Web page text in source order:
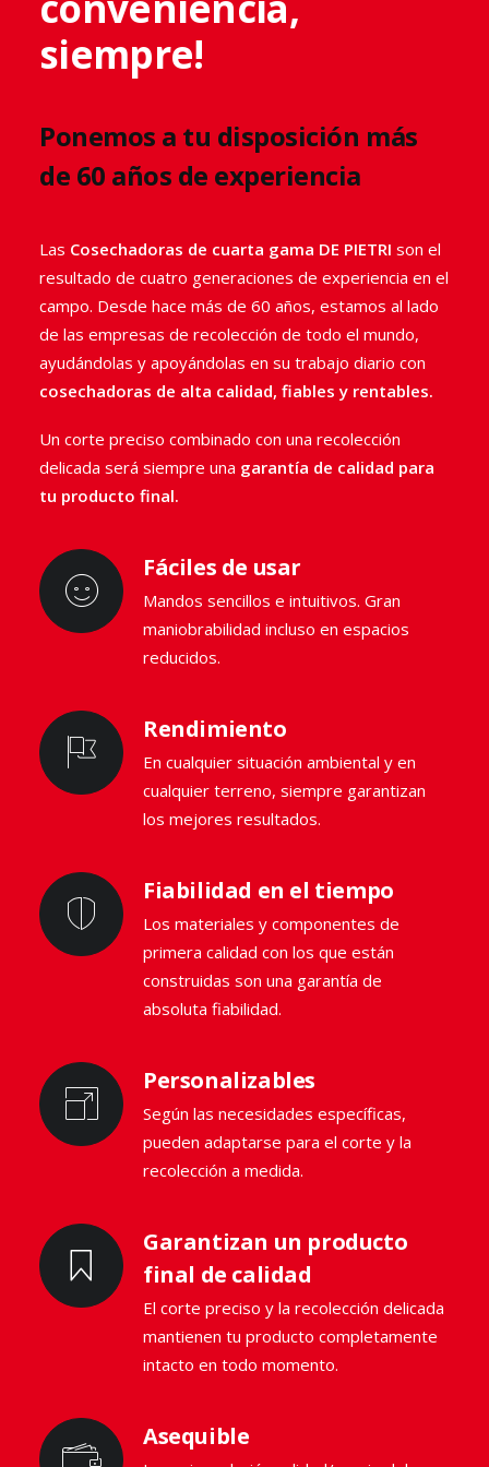
Pietri son aptas para la recolección
de cualquier tipo de hortalizas
aromáticas de cuarta gama.
Las cosechadoras de cuarta gama DE PIETRI han sido
mantener la alta calidad de tu producto
cosechado.
Gracias a un corte preciso y delicado, permiten
obtener una cosechasin desperdicios, manteniendo
las hortalizas o las hierbas aromáticas siempre
completamente intactas.
VE A LA GAMA
siempre!
Ponemos a tu disposición más
de 60 años de experiencia
Las Cosechadoras de cuarta gama DE PIETRI son el
resultado de cuatro generaciones de experiencia en el
campo. Desde hace más de 60 años, estamos al lado
de las empresas de recolección de todo el mundo,
ayudándolas y apoyándolas en su trabajo diario con
cosechadoras de alta calidad, fiables y rentables.
Un corte preciso combinado con una recolección
delicada será siempre una garantía de calidad para
tu producto final.
Fáciles de usar
Mandos sencillos e intuitivos. Gran
maniobrabilidad incluso en espacios
reducidos.
Rendimiento
En cualquier situación ambiental y en
cualquier terreno, siempre garantizan
los mejores resultados.
Fiabilidad en el tiempo
Los materiales y componentes de
primera calidad con los que están
construidas son una garantía de
absoluta fiabilidad.
Personalizables
Según las necesidades específicas,
pueden adaptarse para el corte y la
recolección a medida.
Garantizan un producto
final de calidad
El corte preciso y la recolección delicada
mantienen tu producto completamente
intacto en todo momento.
Asequible